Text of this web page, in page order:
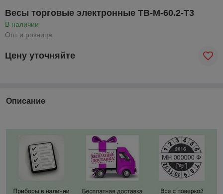
Весы торговые электронные TB-M-60.2-T3
В наличии
Опт и розница
Цену уточняйте
Описание